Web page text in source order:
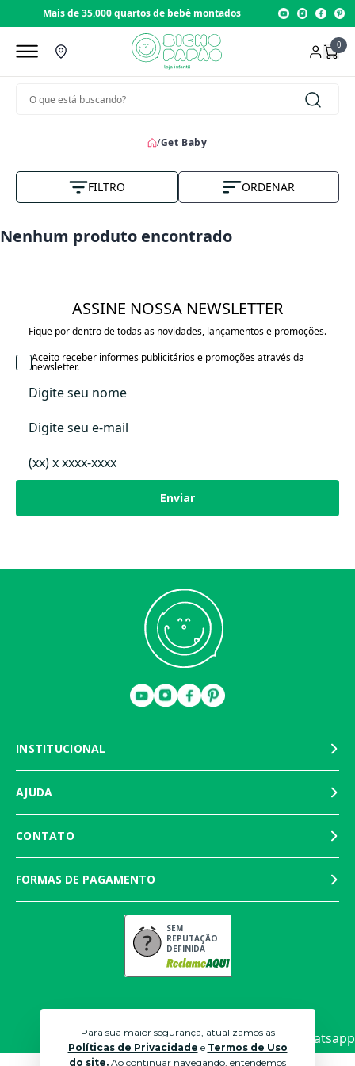
Mais de 35.000 quartos de bebê montados
0
Para sua maior segurança, atualizamos as
Políticas de Privacidade e Termos de Uso
do site. Ao continuar navegando, entendemos
/Get Baby
FILTRO ORDENAR
Maior Preço
Data Lançamento
Nenhum produto encontrado
ASSINE NOSSA NEWSLETTER
Fique por dentro de todas as novidades, lançamentos e promoções.
Enviar
Aceito receber informes publicitários e promoções através da
newsletter.
INSTITUCIONAL
AJUDA
CONTATO
FORMAS DE PAGAMENTO
SEM
REPUTAÇÃO
DEFINIDA